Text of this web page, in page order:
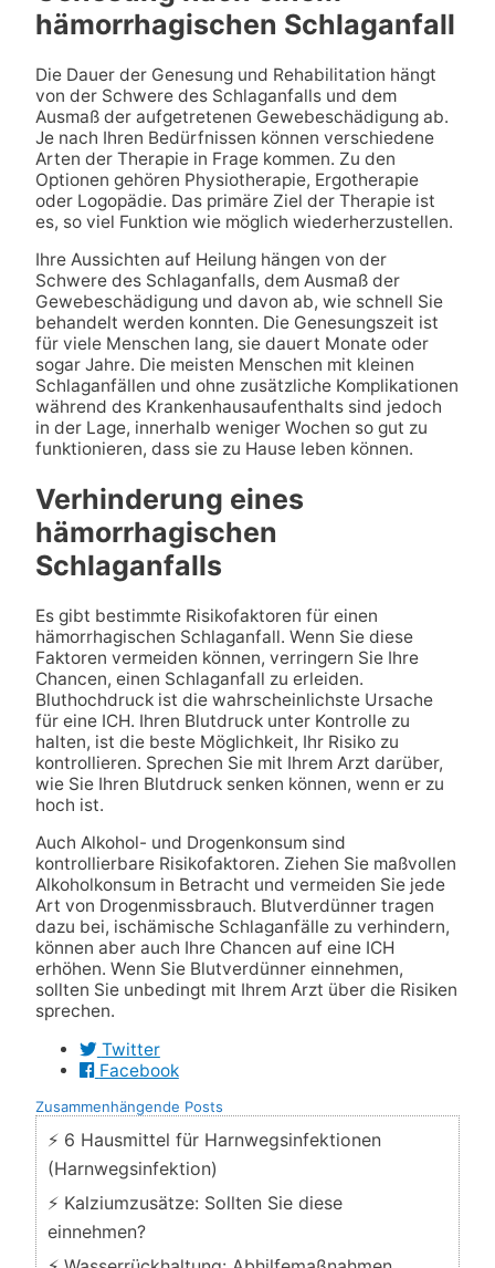
hämorrhagischen Schlaganfall
Die Dauer der Genesung und Rehabilitation hängt
von der Schwere des Schlaganfalls und dem
Ausmaß der aufgetretenen Gewebeschädigung ab.
Je nach Ihren Bedürfnissen können verschiedene
Arten der Therapie in Frage kommen. Zu den
Optionen gehören Physiotherapie, Ergotherapie
oder Logopädie. Das primäre Ziel der Therapie ist
es, so viel Funktion wie möglich wiederherzustellen.
Ihre Aussichten auf Heilung hängen von der
Schwere des Schlaganfalls, dem Ausmaß der
Gewebeschädigung und davon ab, wie schnell Sie
behandelt werden konnten. Die Genesungszeit ist
für viele Menschen lang, sie dauert Monate oder
sogar Jahre. Die meisten Menschen mit kleinen
Schlaganfällen und ohne zusätzliche Komplikationen
während des Krankenhausaufenthalts sind jedoch
in der Lage, innerhalb weniger Wochen so gut zu
funktionieren, dass sie zu Hause leben können.
Verhinderung eines
hämorrhagischen
Schlaganfalls
Es gibt bestimmte Risikofaktoren für einen
hämorrhagischen Schlaganfall. Wenn Sie diese
Faktoren vermeiden können, verringern Sie Ihre
Chancen, einen Schlaganfall zu erleiden.
Bluthochdruck ist die wahrscheinlichste Ursache
für eine ICH. Ihren Blutdruck unter Kontrolle zu
halten, ist die beste Möglichkeit, Ihr Risiko zu
kontrollieren. Sprechen Sie mit Ihrem Arzt darüber,
wie Sie Ihren Blutdruck senken können, wenn er zu
hoch ist.
Auch Alkohol- und Drogenkonsum sind
kontrollierbare Risikofaktoren. Ziehen Sie maßvollen
Alkoholkonsum in Betracht und vermeiden Sie jede
Art von Drogenmissbrauch. Blutverdünner tragen
dazu bei, ischämische Schlaganfälle zu verhindern,
können aber auch Ihre Chancen auf eine ICH
erhöhen. Wenn Sie Blutverdünner einnehmen,
sollten Sie unbedingt mit Ihrem Arzt über die Risiken
sprechen.
Twitter
Facebook
Zusammenhängende Posts
⚡ 6 Hausmittel für Harnwegsinfektionen
(Harnwegsinfektion)
⚡ Kalziumzusätze: Sollten Sie diese
einnehmen?